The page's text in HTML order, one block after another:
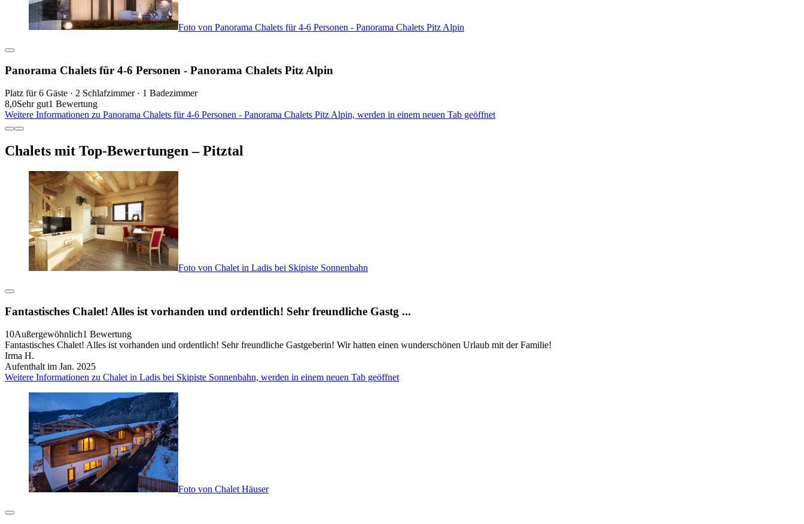
Foto von Panorama Chalets für 4-6 Personen - Panorama Chalets Pitz Alpin
Panorama Chalets für 4-6 Personen - Panorama Chalets Pitz Alpin
Platz für 6 Gäste · 2 Schlafzimmer · 1 Badezimmer
8,0Sehr gut1 Bewertung
Weitere Informationen zu Panorama Chalets für 4-6 Personen - Panorama Chalets Pitz Alpin, werden in einem neuen Tab geöffnet
Chalets mit Top-Bewertungen – Pitztal
Foto von Chalet in Ladis bei Skipiste Sonnenbahn
Fantastisches Chalet! Alles ist vorhanden und ordentlich! Sehr freundliche Gastg ...
10Außergewöhnlich1 Bewertung
Fantastisches Chalet! Alles ist vorhanden und ordentlich! Sehr freundliche Gastgeberin! Wir hatten einen wunderschönen Urlaub mit der Familie!
Irma H.
Aufenthalt im Jan. 2025
Weitere Informationen zu Chalet in Ladis bei Skipiste Sonnenbahn, werden in einem neuen Tab geöffnet
Foto von Chalet Häuser